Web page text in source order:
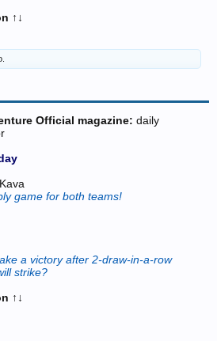
↑↓
Official magazine: daily
game for both teams!
a victory after 2-draw-in-a-row
strike?
↑↓